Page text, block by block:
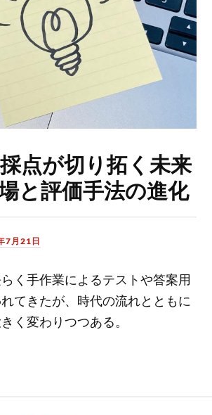
点が切り拓く未来
と評価手法の進化
7月21日
く手作業によるテストや答案用
てきたが、時代の流れとともに
く変わりつつある。